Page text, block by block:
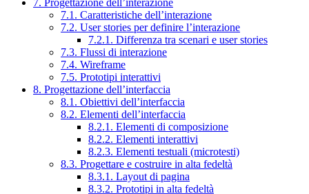
7. Progettazione dell’interazione
7.1. Caratteristiche dell’interazione
7.2. User stories per definire l’interazione
7.2.1. Differenza tra scenari e user stories
7.3. Flussi di interazione
7.4. Wireframe
7.5. Prototipi interattivi
8. Progettazione dell’interfaccia
8.1. Obiettivi dell’interfaccia
8.2. Elementi dell’interfaccia
8.2.1. Elementi di composizione
8.2.2. Elementi interattivi
8.2.3. Elementi testuali (microtesti)
8.3. Progettare e costruire in alta fedeltà
8.3.1. Layout di pagina
8.3.2. Prototipi in alta fedeltà